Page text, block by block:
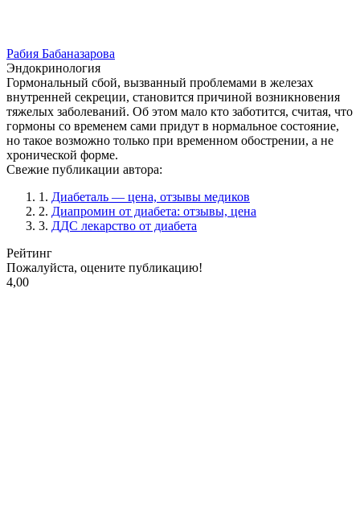
Рабия Бабаназарова
Эндокринология
Гормональный сбой, вызванный проблемами в железах
внутренней секреции, становится причиной возникновения
тяжелых заболеваний. Об этом мало кто заботится, считая, что
гормоны со временем сами придут в нормальное состояние,
но такое возможно только при временном обострении, а не
хронической форме.
Свежие публикации автора:
1. Диабеталь — цена, отзывы медиков
2. Диапромин от диабета: отзывы, цена
3. ДДС лекарство от диабета
Рейтинг
Пожалуйста, оцените публикацию!
4,00